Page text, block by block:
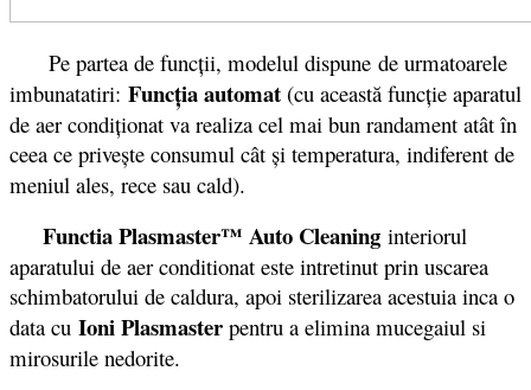
Pe partea de funcții, modelul dispune de urmatoarele
imbunatatiri: Funcţia automat (cu această funcţie aparatul
de aer condiţionat va realiza cel mai bun randament atât în
ceea ce priveşte consumul cât şi temperatura, indiferent de
meniul ales, rece sau cald).
Functia Plasmaster™ Auto Cleaning interiorul
aparatului de aer conditionat este intretinut prin uscarea
schimbatorului de caldura, apoi sterilizarea acestuia inca o
data cu Ioni Plasmaster pentru a elimina mucegaiul si
mirosurile nedorite.